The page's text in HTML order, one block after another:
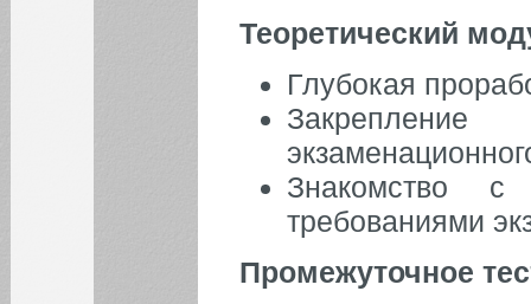
14 15 16
22 23
28 29 30
ИНСТИТУТЫ
Теоретический
Глубокая
Знакомство c
требованиями
Промежуточное